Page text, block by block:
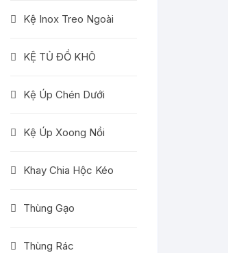
Kệ Inox Treo Ngoài
KỆ TỦ ĐỒ KHÔ
Kệ Úp Chén Dưới
Kệ Úp Xoong Nồi
Khay Chia Hộc Kéo
Thùng Gạo
Thùng Rác